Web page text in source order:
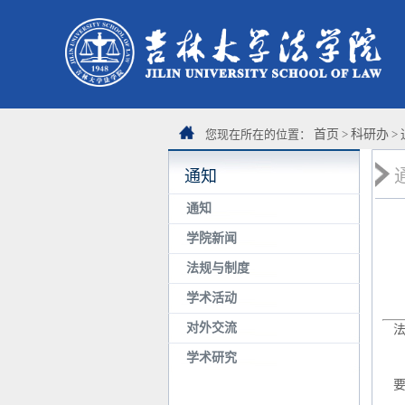
您现在所在的位置： 首页 > 科研办>
通知
通知
学院新闻
法规与制度
学术活动
对外交流
学术研究